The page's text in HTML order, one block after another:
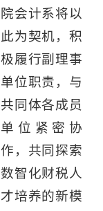
院会计系将以
此为契机，积
极履行副理事
单位职责，与
共同体各成员
单位紧密协
作，共同探索
数智化财税人
才培养的新模